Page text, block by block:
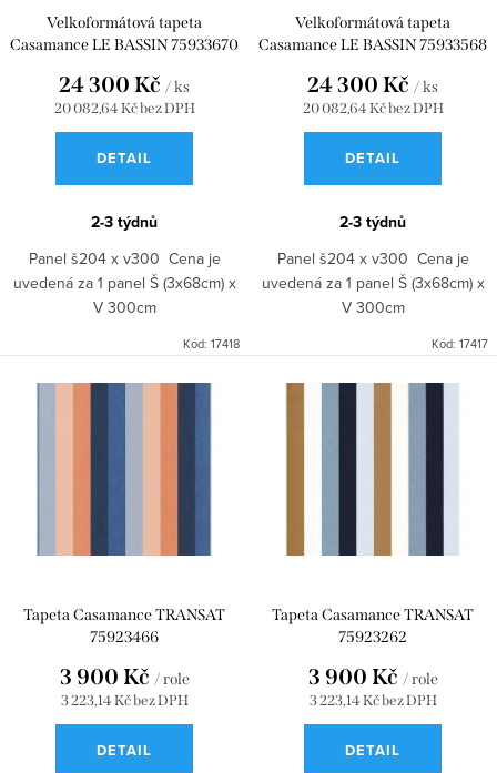
k
u
Velkoformátová tapeta
Casamance LE BASSIN 75933670
20 082,64 Kč bez DPH
24 300 Kč / ks
DETAIL
2-3 týdnů
Panel š204 x v300 Cena je
uvedená za 1 panel Š (3x68cm) x
V 300cm
Kód: 17418
Velkoformátová tapeta
Casamance LE BASSIN 75933568
20 082,64 Kč bez DPH
24 300 Kč / ks
DETAIL
2-3 týdnů
Panel š204 x v300 Cena je
uvedená za 1 panel Š (3x68cm) x
V 300cm
Kód: 17417
Tapeta Casamance TRANSAT
75923466
3 223,14 Kč bez DPH
3 900 Kč / role
DETAIL
Tapeta Casamance TRANSAT
75923262
3 223,14 Kč bez DPH
3 900 Kč / role
DETAIL